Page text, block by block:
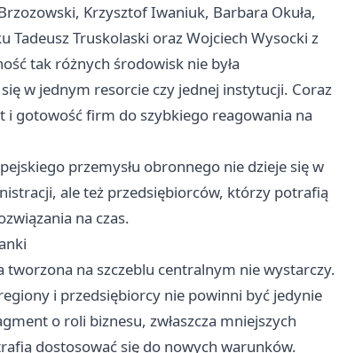
Krzysztof Iwaniuk, Barbara Okuła,
Tadeusz Truskolaski oraz Wojciech Wysocki z
tak różnych środowisk nie była
w jednym resorcie czy jednej instytucji. Coraz
i gotowość firm do szybkiego reagowania na
przemysłu obronnego nie dzieje się w
ale też przedsiębiorców, którzy potrafią
na czas.
tworzona na szczeblu centralnym nie wystarczy.
i przedsiębiorcy nie powinni być jedynie
o roli biznesu, zwłaszcza mniejszych
dostosować się do nowych warunków.